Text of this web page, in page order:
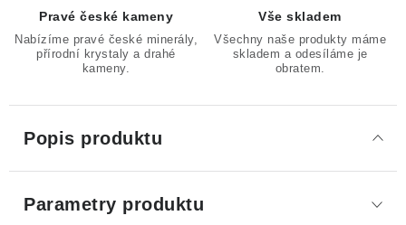
Pravé české kameny
Nabízíme pravé české minerály,
přírodní krystaly a drahé
kameny.
Vše skladem
Všechny naše produkty máme
skladem a odesíláme je
obratem.
Popis produktu
Parametry produktu